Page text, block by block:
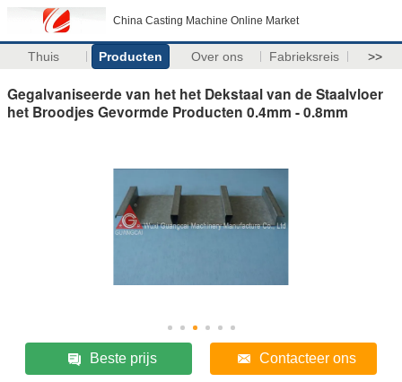
China Casting Machine Online Market
Thuis Producten Over ons Fabrieksreis >>
Gegalvaniseerde van het het Dekstaal van de Staalvloer
het Broodjes Gevormde Producten 0.4mm - 0.8mm
Beste prijs Contacteer ons